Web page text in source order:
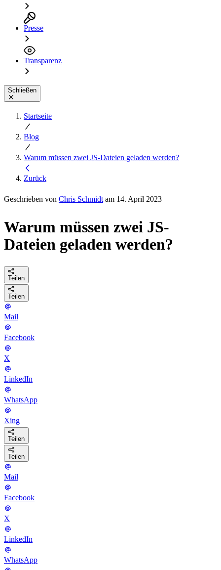
Presse
Transparenz
Schließen
Startseite
Blog
Warum müssen zwei JS-Dateien geladen werden?
Zurück
Geschrieben von Chris Schmidt am 14. April 2023
Warum müssen zwei JS-
Dateien geladen werden?
Teilen
Teilen
Mail
Facebook
X
LinkedIn
WhatsApp
Xing
Teilen
Teilen
Mail
Facebook
X
LinkedIn
WhatsApp